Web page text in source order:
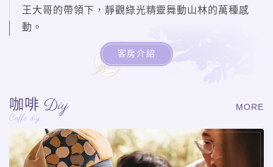
王大哥的帶領下，靜觀綠光精靈舞動山林的萬種感
動。
客房介紹
咖啡 Diy
Caffe diy
MORE